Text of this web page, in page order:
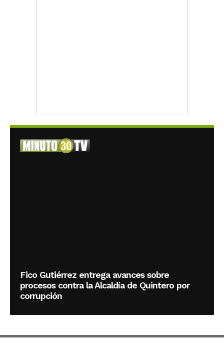
Fico Gutiérrez entrega avances sobre
procesos contra la Alcaldía de Quintero por
corrupción